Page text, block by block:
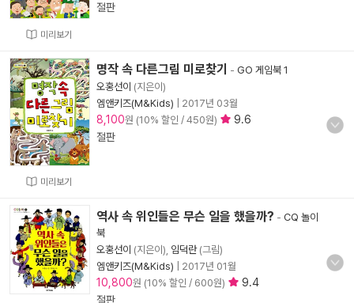
미리보기
절판
미리보기
명작 속 다른그림 미로찾기 - GO 게임북 1
오홍선이 (지은이)
엠앤키즈(M&Kids)
2017년 03월
8,100원 (10% 할인 / 450원)
9.6
절판
역사 속 위인들은 무슨 일을 했을까? - CQ 놀이
북
오홍선이 (지은이), 임덕란(그림)
엠앤키즈(M&Kids)
2017년 01월
10,800원 (10% 할인 / 600원)
9.4
절판